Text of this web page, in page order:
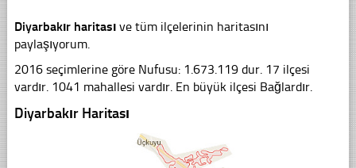
Diyarbakır haritasıve tüm ilçelerinin haritasını
paylaşıyorum.
2016 seçimlerine göre Nufusu: 1.673.119 dur. 17 ilçesi
vardır. 1041 mahallesi vardır. En büyük ilçesi Bağlardır.
Diyarbakır Haritası